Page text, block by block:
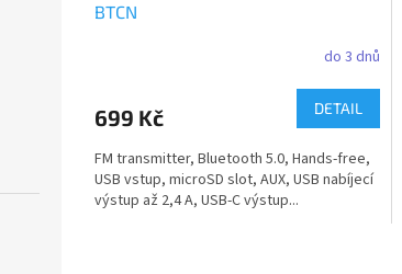
BTCN
do 3 dnů
699 Kč DETAIL
FM transmitter, Bluetooth 5.0, Hands-free,
USB vstup, microSD slot, AUX, USB nabíjecí
výstup až 2,4 A, USB-C výstup...